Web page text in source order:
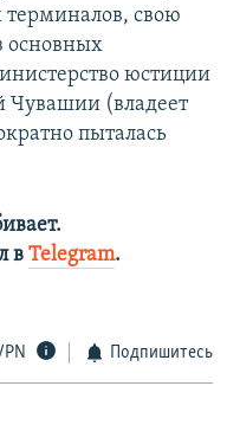
терминалов, свою
основных
юстиции
(владеет
пыталась
в Telegram.
Подпишитесь